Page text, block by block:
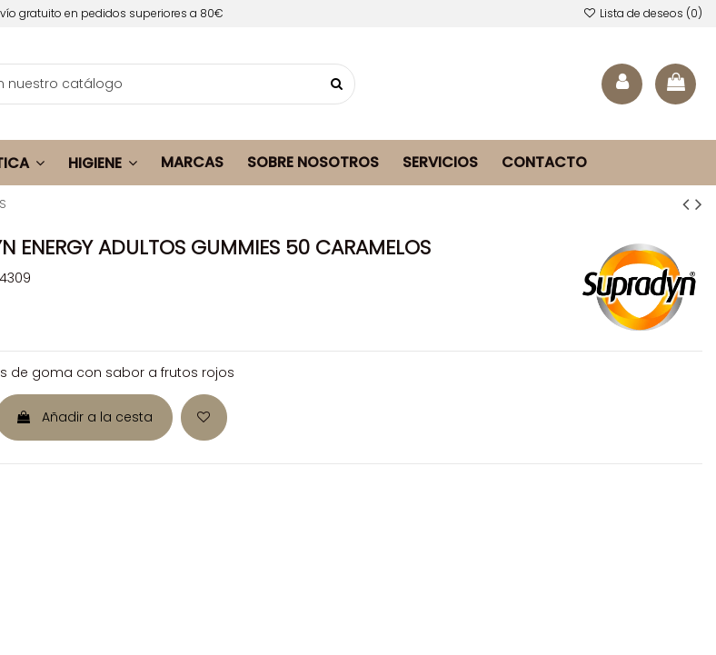
gratuito en pedidos superiores a 80€ Lista de deseos (0)
HIGIENE MARCAS SOBRE NOSOTROS SERVICIOS CONTACTO
ENERGY ADULTOS GUMMIES 50 CARAMELOS
de goma con sabor a frutos rojos
Añadir a la cesta